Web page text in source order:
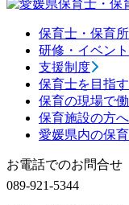
保育士・保育
研修・イベン
支援制度
保育士を目指
保育の現場で
保育施設の方へ
愛媛県内の保
お電話でのお問合せ
089-921-5344